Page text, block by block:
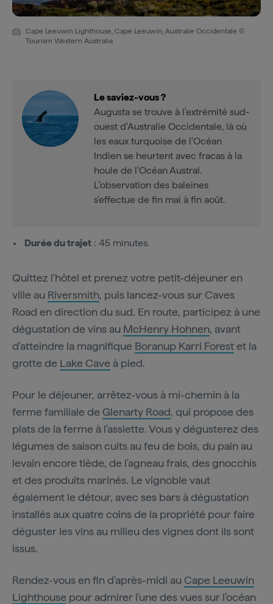
Cape Leeuwin Lighthouse, Cape Leeuwin, Australie Occidentale ©
Tourism Western Australia
Le saviez-vous ?
Augusta se trouve à l'extrémité sud-
ouest d'Australie Occidentale, là où
les eaux turquoise de l'Océan
Indien se heurtent avec fracas à la
houle de l'Océan Austral.
L'observation des baleines
s'effectue de fin mai à fin août.
Durée du trajet : 45 minutes.
Quittez l'hôtel et prenez votre petit-déjeuner en
ville au Riversmith, puis lancez-vous sur Caves
Road en direction du sud. En route, participez à une
dégustation de vins au McHenry Hohnen, avant
d'atteindre la magnifique Boranup Karri Forestet la
grotte de Lake Cave à pied.
Pour le déjeuner, arrêtez-vous à mi-chemin à la
ferme familiale de Glenarty Road, qui propose des
plats de la ferme à l'assiette. Vous y dégusterez des
légumes de saison cuits au feu de bois, du pain au
levain encore tiède, de l'agneau frais, des gnocchis
et des produits marinés. Le vignoble vaut
également le détour, avec ses bars à dégustation
installés aux quatre coins de la propriété pour faire
déguster les vins au milieu des vignes dont ils sont
issus.
Rendez-vous en fin d'après-midi au Cape Leeuwin
Lighthouse pour admirer l'une des vues sur l'océan